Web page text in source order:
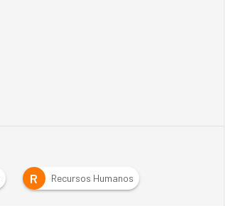
R Recursos Humanos